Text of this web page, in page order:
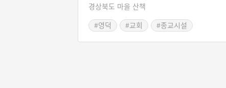
만세 운동에 이어 3월 18일날 기독교인들과 3천
의 주역들이 바로 송천예배당을 다녔다. 그 역사
경상북도 마을 산책
#영덕
#교회 #종교시설